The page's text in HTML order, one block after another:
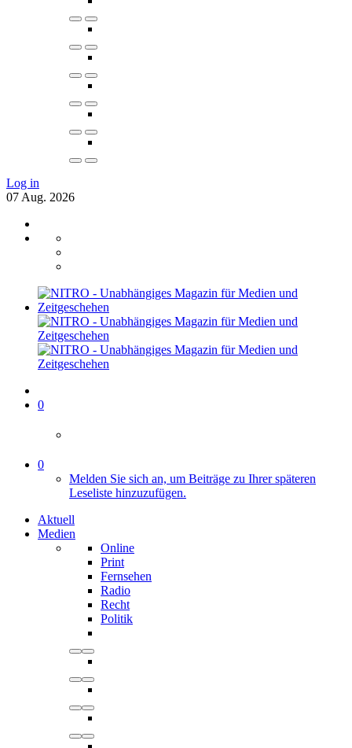
Log in
07 Aug. 2026
0
0
Melden Sie sich an, um Beiträge zu Ihrer späteren
Leseliste hinzuzufügen.
Aktuell
Medien
Online
Print
Fernsehen
Radio
Recht
Politik